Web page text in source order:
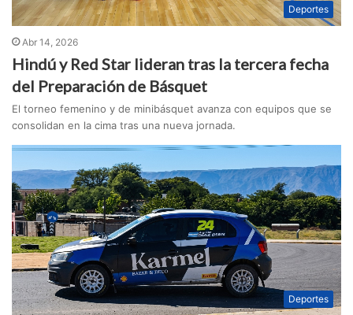
Deportes
Abr 14, 2026
Hindú y Red Star lideran tras la tercera fecha
del Preparación de Básquet
El torneo femenino y de minibásquet avanza con equipos que se
consolidan en la cima tras una nueva jornada.
Deportes